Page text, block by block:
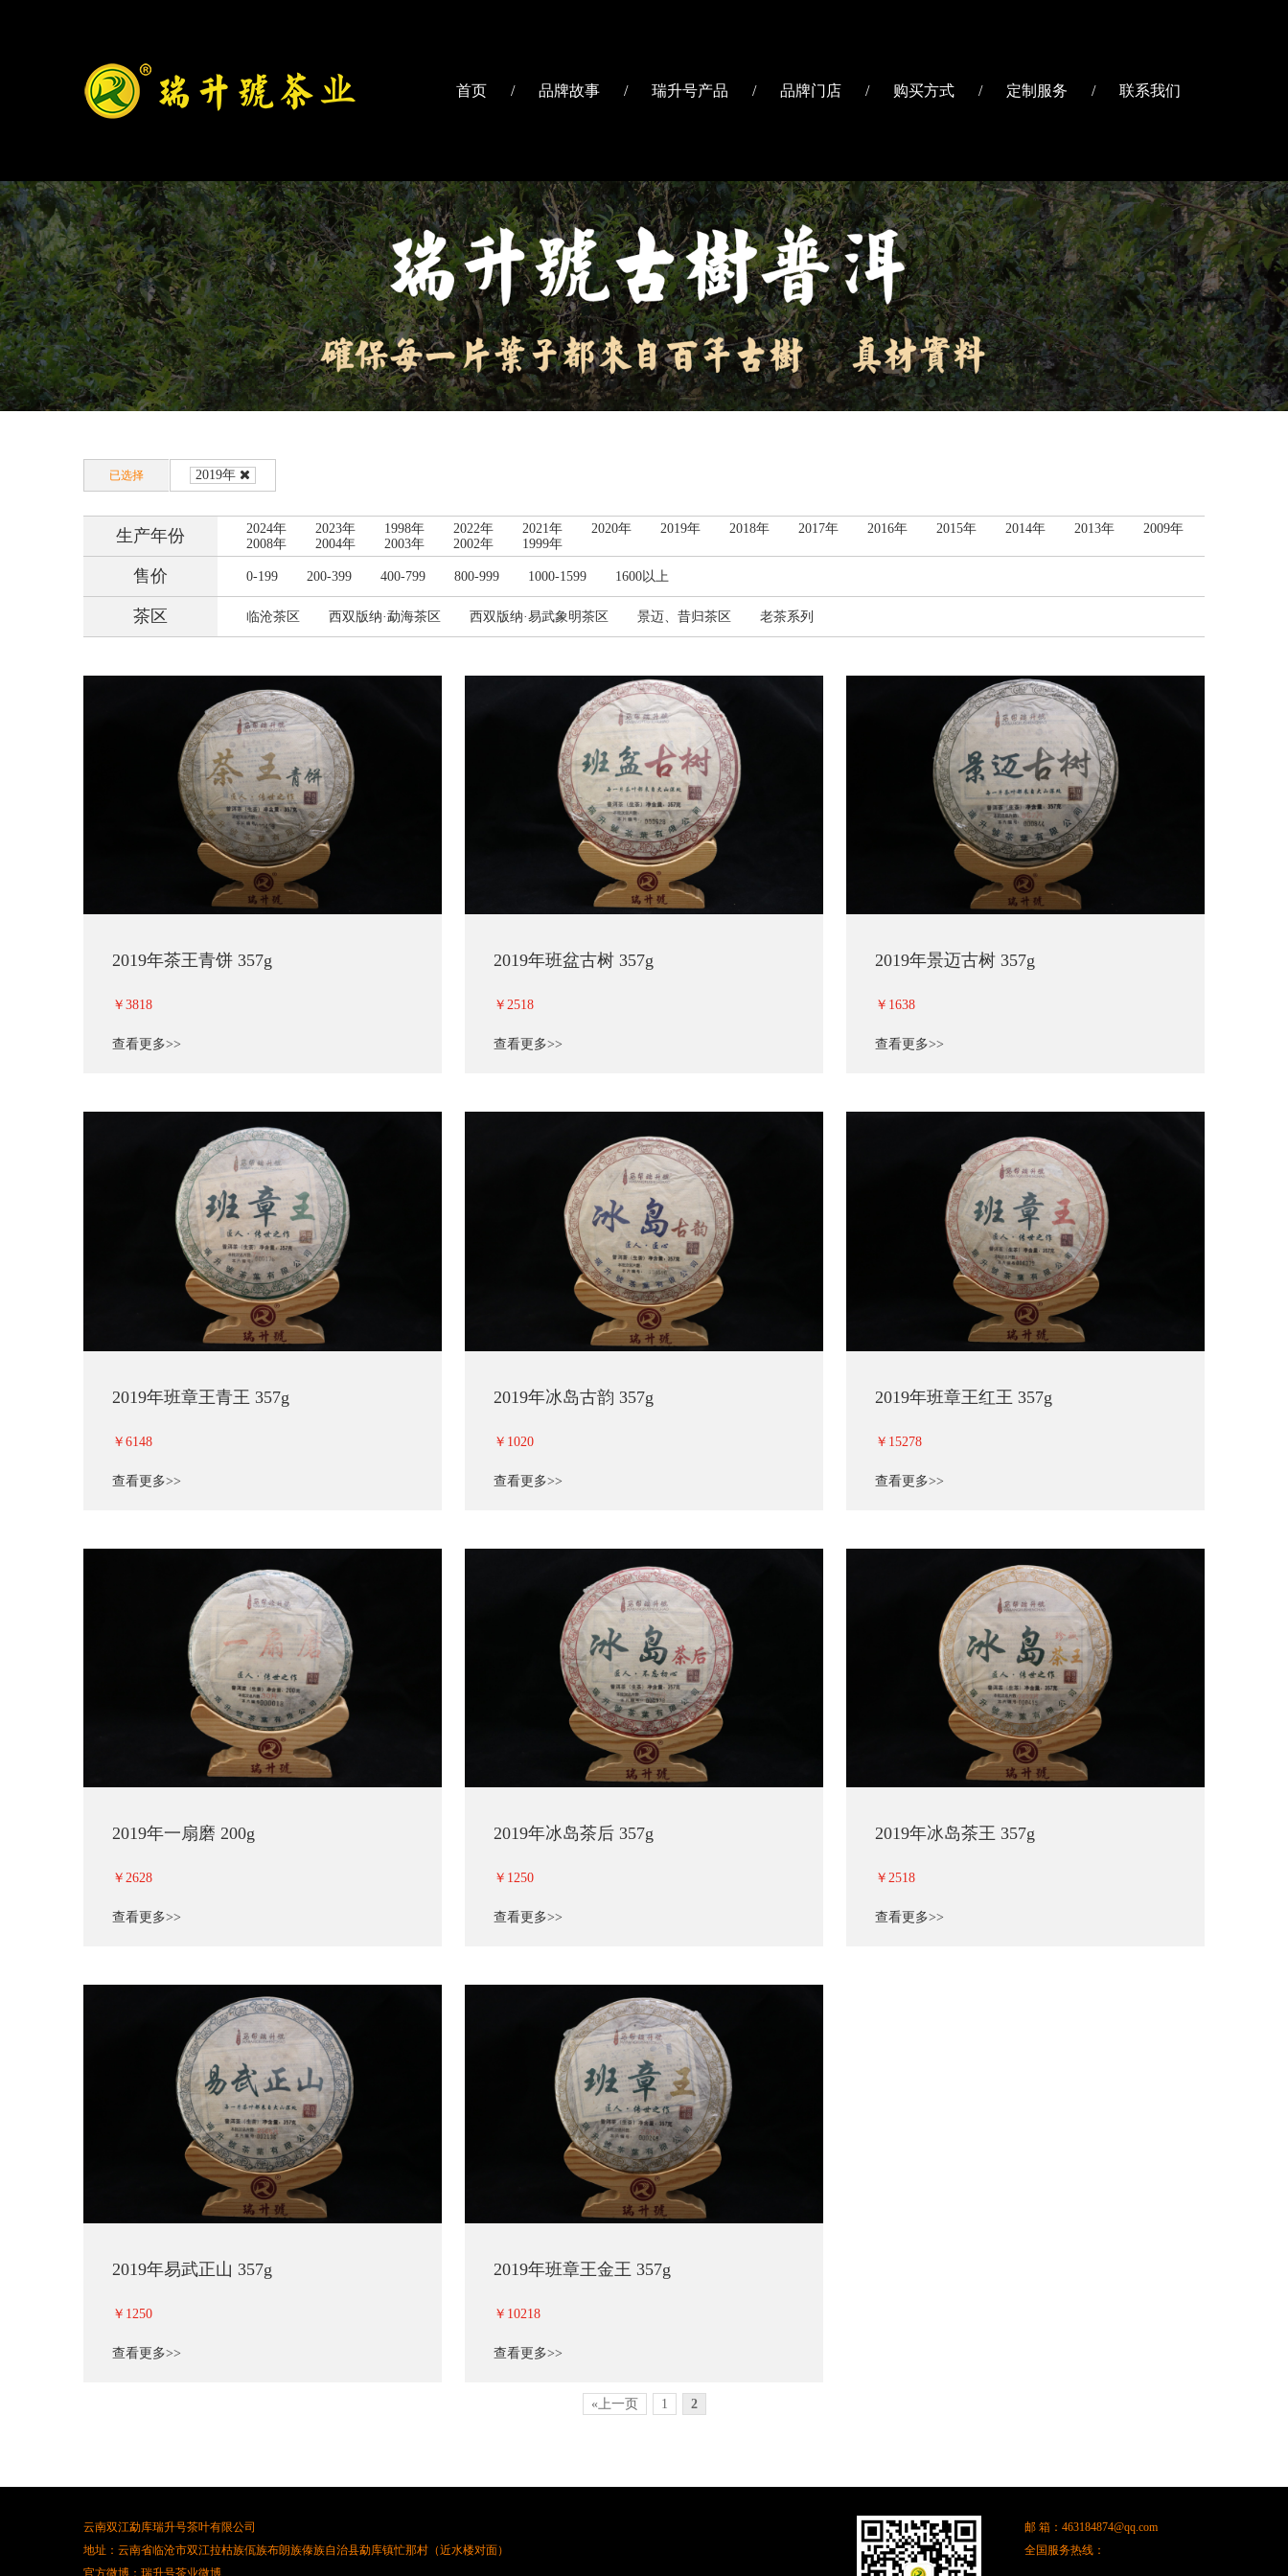
首页 / 品牌故事 / 瑞升号产品 / 品牌门店 / 购买方式 / 定制服务 / 联系我们
已选择 2019年
生产年份 2024年 2023年 1998年 2022年 2021年 2020年 2019年 2018年 2017年 2016年 2015年 2014年 2013年
2009年
2008年
2004年 2003年 2002年 1999年
售价 0-199 200-399 400-799 800-999 1000-1599 1600以上
茶区 临沧茶区 西双版纳·勐海茶区 西双版纳·易武象明茶区 景迈、昔归茶区 老茶系列
2019年茶王青饼 357g
￥3818
查看更多>>
2019年班盆古树 357g
￥2518
查看更多>>
2019年景迈古树 357g
￥1638
查看更多>>
2019年班章王青王 357g
￥6148
查看更多>>
2019年冰岛古韵 357g
￥1020
查看更多>>
2019年班章王红王 357g
￥15278
查看更多>>
2019年一扇磨 200g
￥2628
查看更多>>
2019年冰岛茶后 357g
￥1250
查看更多>>
2019年冰岛茶王 357g
￥2518
查看更多>>
2019年易武正山 357g
￥1250
查看更多>>
2019年班章王金王 357g
￥10218
查看更多>>
«上一页 1 2
云南双江勐库瑞升号茶叶有限公司
地址：云南省临沧市双江拉枯族佤族布朗族傣族自治县勐库镇忙那村（近水楼对面）
邮 箱：463184874@qq.com
全国服务热线：